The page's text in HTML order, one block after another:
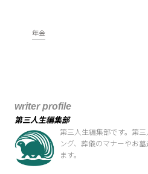
年金
writer profile
第三人生編集部
第三人生編集部です。第
ング、葬儀のマナーやお
ます。